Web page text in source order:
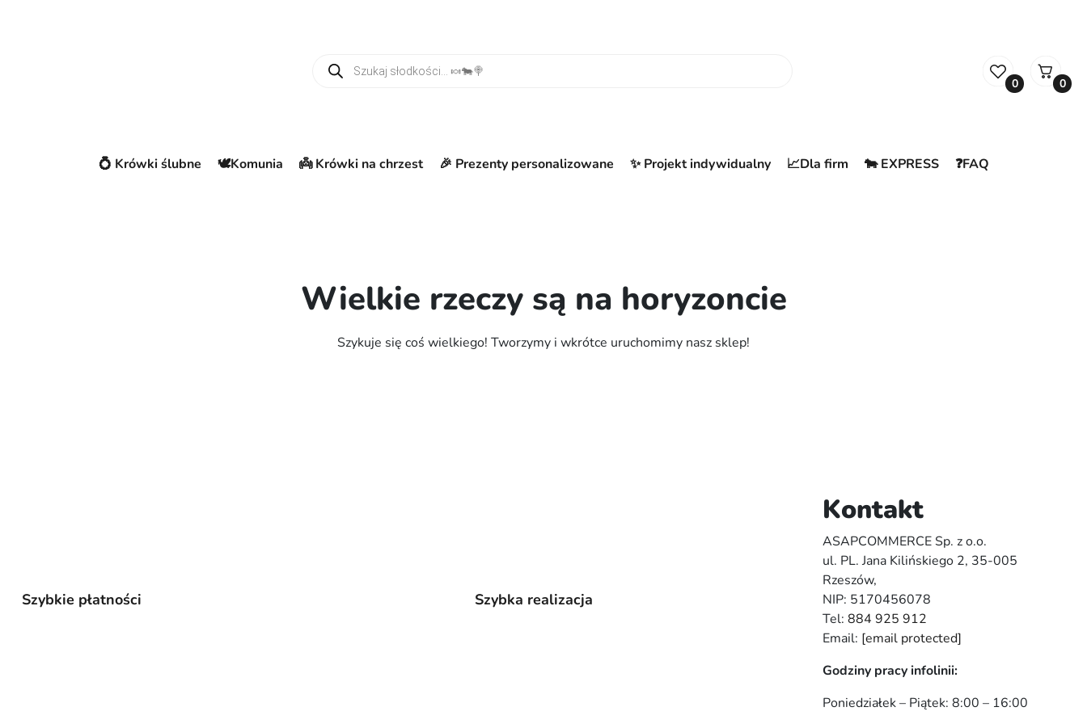
0 0
💍 Krówki ślubne 🕊️Komunia 👼 Krówki na chrzest 🎉 Prezenty personalizowane ✨ Projekt indywidualny 📈Dla firm 🐄 EXPRESS ❓FAQ
Wielkie rzeczy są na horyzoncie
Szykuje się coś wielkiego! Tworzymy i wkrótce uruchomimy nasz sklep!
Szybkie płatności Szybka realizacja
Kontakt
ASAPCOMMERCE Sp. z o.o.
ul. PL. Jana Kilińskiego 2, 35-005
Rzeszów,
NIP: 5170456078
Tel: 884 925 912
Email: [email protected]
Godziny pracy infolinii:
Poniedziałek – Piątek: 8:00 – 16:00